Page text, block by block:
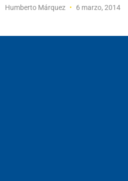
Humberto Márquez 6 marzo, 2014